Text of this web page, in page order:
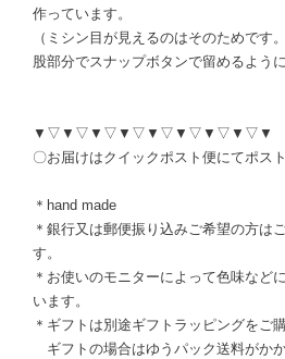
作っています。
（ミシン目が見えるのはそのためです。
股部分でスナップボタンで留めるよう
▼▽▼▽▼▽▼▽▼▽▼▽▼▽▼▽▼
〇お届けはクイックポスト便にてポス
＊hand made
＊銀行又は郵便振り込みご希望の方は
す。
＊お使いのモニターによって色味など
います。
＊ギフトは別途ギフトラッピングをご
ギフトの場合はゆうパック送料がかか